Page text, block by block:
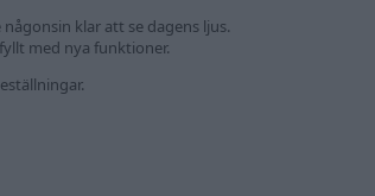
klar att se dagens ljus.
med nya funktioner.